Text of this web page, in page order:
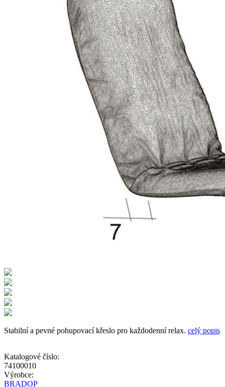
Stabilní a pevné pohupovací křeslo pro každodenní relax. celý popis
Katalogové číslo:
74100010
Výrobce:
BRADOP